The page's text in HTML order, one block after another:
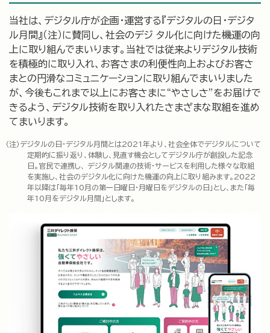
当社は、デジタル庁が企画・運営する『デジタルの日・デジタ
ル月間』（注）に賛同し、社会のデジ タル化に向けた機運の向
上に取り組んでまいります。当社では従来よりデジタル技術
を積極的に取り入れ、お客さまの利便性向上およびお客さ
まとの円滑なコミュニケーションに取り組んでまいりました
が、今後もこれまで以上にお客さまに“やさしさ”をお届けで
きるよう、デジタル技術を取り入れたさまざまな取組を進め
てまいります。
デジタルの日・デジタル月間とは2021年より、社会全体でデジタルについて
定期的に振り返り、体験し、見直す機会としてデジタル庁が創設した記念
日。官民で連携し、 デジタル関連の技術・サービスを利用した様々な取組
を実施し、社会のデジタル化に向けた機運の向上に取り組みます。2022
年以降は「毎年10月の第一日曜日・月曜日をデジタルの日」とし、また「毎
年10月をデジタル月間」とします。